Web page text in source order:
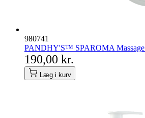
980741
PANDHY'S™ SPAROMA Massage
190,00 kr.
Læg i kurv